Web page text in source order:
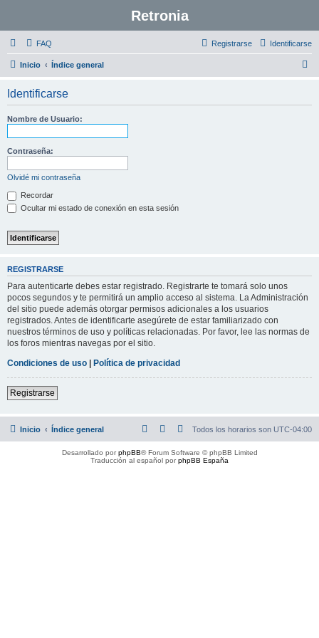
Retronia
FAQ Identificarse
Registrarse
Inicio Índice general
Identificarse
Nombre de Usuario:
Contraseña:
Olvidé mi contraseña
Recordar
Ocultar mi estado de conexión en esta sesión
REGISTRARSE
Para autenticarte debes estar registrado. Registrarte te tomará solo unos
pocos segundos y te permitirá un amplio acceso al sistema. La Administración
del sitio puede además otorgar permisos adicionales a los usuarios
registrados. Antes de identificarte asegúrete de estar familiarizado con
nuestros términos de uso y políticas relacionadas. Por favor, lee las normas de
los foros mientras navegas por el sitio.
Condiciones de uso | Política de privacidad
Registrarse
Inicio Índice general Todos los horarios son UTC-04:00
Desarrollado porphpBB® Forum Software © phpBB Limited
Traducción al español porphpBB España